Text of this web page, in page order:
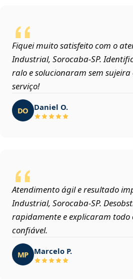
Fiquei muito satisfeito com o
Industrial, Sorocaba‑SP.
ralo e solucionaram sem
serviço!
DO Daniel O.
Atendimento ágil e resultado
Industrial, Sorocaba‑SP.
rapidamente e explicaram todo
confiável.
MP Marcelo P.